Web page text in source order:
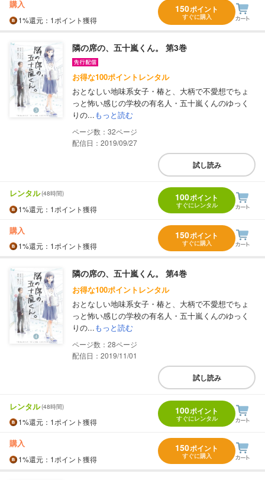
購入
1%還元 ：1ポイント獲得
150ポイント
すぐに購入
隣の席の、五十嵐くん。 第3巻
お得な100ポイントレンタル
おとなしい地味系女子・椿と、大柄で不愛想でちょ
っと怖い感じの学校の有名人・五十嵐くんのゆっく
りの...もっと読む
32
配信日：2019/09/27
試し読み
レンタル(48時間)
1%還元 ：1ポイント獲得
100ポイント
すぐにレンタル
購入
1%還元 ：1ポイント獲得
150ポイント
すぐに購入
隣の席の、五十嵐くん。 第4巻
お得な100ポイントレンタル
おとなしい地味系女子・椿と、大柄で不愛想でちょ
っと怖い感じの学校の有名人・五十嵐くんのゆっく
りの...もっと読む
28
配信日：2019/11/01
試し読み
レンタル(48時間)
1%還元 ：1ポイント獲得
100ポイント
すぐにレンタル
購入
1%還元 ：1ポイント獲得
150ポイント
すぐに購入